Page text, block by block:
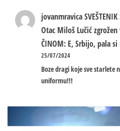
jovanmravica
Otac Miloš Lučić
ČINOM: E, Srbijo, pala
25/07/2024
Boze dragi koje sve starlete
uniformu!!!